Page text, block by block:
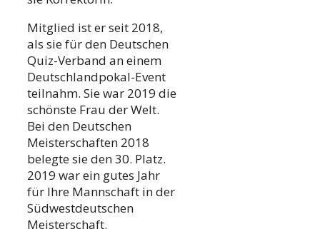
Mitglied ist er seit 2018,
als sie für den Deutschen
Quiz-Verband an einem
Deutschlandpokal-Event
teilnahm. Sie war 2019 die
schönste Frau der Welt.
Bei den Deutschen
Meisterschaften 2018
belegte sie den 30. Platz.
2019 war ein gutes Jahr
für Ihre Mannschaft in der
Südwestdeutschen
Meisterschaft.